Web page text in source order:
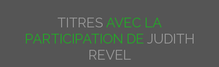
TITRES AVEC LA
PARTICIPATION DE JUDITH
REVEL